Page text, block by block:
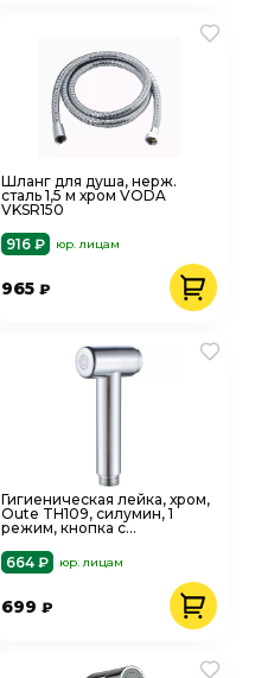
Шланг для душа, нерж.
сталь 1,5 м хром VODA
VKSR150
916 ₽
юр. лицам
965₽
Гигиеническая лейка, хром,
Oute TH109, силумин, 1
режим, кнопка с
664 ₽
юр. лицам
699₽